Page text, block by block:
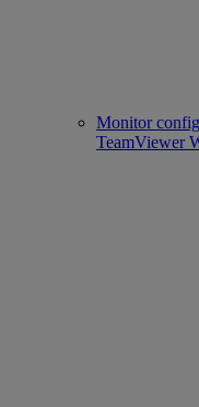
Monitor
TeamViewer